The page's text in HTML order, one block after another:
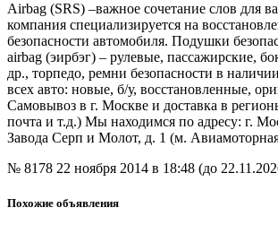
Airbag (SRS) –важное сочетание слов для
компания специализируется на
безопасности автомобиля. Подушки
airbag (эирбэг) – рулевые, пассажирские,
др., торпедо, ремни безопасности в
всех авто: новые, б/у, восстановленные,
Самовывоз в г. Москве и доставка в
почта и т.д.) Мы находимся по адресу: г.
Завода Серп и Молот, д. 1 (м.
№ 8178 22 ноября 2014 в 18:48 (до
Похожие объявления